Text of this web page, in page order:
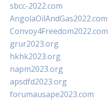
sbcc-2022.com
AngolaOilAndGas2022.com
Convoy4Freedom2022.com
grur2023.org
hkhk2023.org
napm2023.org
apsdfd2023.org
forumausape2023.com